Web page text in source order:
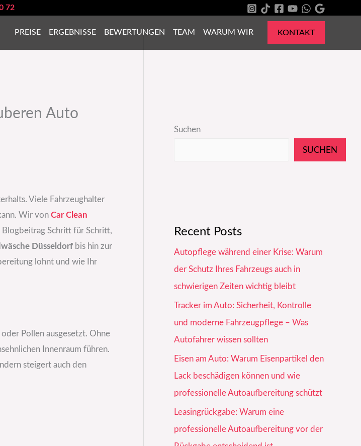
72
PREISE ERGEBNISSE BEWERTUNGEN TEAM WARUM WIR KONTAKT
Auto
Viele Fahrzeughalter
Wir von Car Clean
Blogbeitrag Schritt für Schritt,
Düsseldorf bis hin zur
lohnt und wie Ihr
Pollen ausgesetzt. Ohne
Innenraum führen.
steigert auch den
Suchen
SUCHEN
Recent Posts
Autopflege während einer Krise: Warum
der Schutz Ihres Fahrzeugs auch in
schwierigen Zeiten wichtig bleibt
Tracker im Auto: Sicherheit, Kontrolle
und moderne Fahrzeugpflege – Was
Autofahrer wissen sollten
Eisen am Auto: Warum Eisenpartikel den
Lack beschädigen können und wie
professionelle Autoaufbereitung schützt
Leasingrückgabe: Warum eine
professionelle Autoaufbereitung vor der